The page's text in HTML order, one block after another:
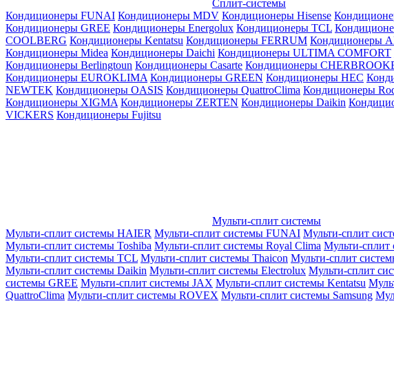
Сплит-системы
Кондиционеры FUNAI Кондиционеры MDV Кондиционеры Hisense
Кондиционеры GREE Кондиционеры Energolux Кондиционеры TCL
СOOLBERG Кондиционеры Kentatsu Кондиционеры FERRUM Кондиционеры
Кондиционеры Midea Кондиционеры Daichi Кондиционеры ULTIMA COMFORT
Кондиционеры Berlingtoun Кондиционеры Casarte Кондиционеры
Кондиционеры EUROKLIMA Кондиционеры GREEN Кондиционеры HEC
NEWTEK Кондиционеры OASIS Кондиционеры QuattroClima Кондиционеры
Кондиционеры XIGMA Кондиционеры ZERTEN Кондиционеры Daikin
VICKERS Кондиционеры Fujitsu
Мульти-сплит системы
Мульти-сплит системы HAIER Мульти-сплит системы FUNAI Мульти-сплит
Мульти-сплит системы Toshiba Мульти-сплит системы Royal Clima Мульти-сплит
Мульти-сплит системы TCL Мульти-сплит системы Thaicon Мульти-сплит
Мульти-сплит системы Daikin Мульти-сплит системы Electrolux Мульти-сплит
системы GREE Мульти-сплит системы JAX Мульти-сплит системы Kentatsu
QuattroClima Мульти-сплит системы ROVEX Мульти-сплит системы Samsung